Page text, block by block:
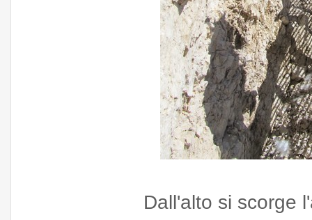
Dall'alto si scorge